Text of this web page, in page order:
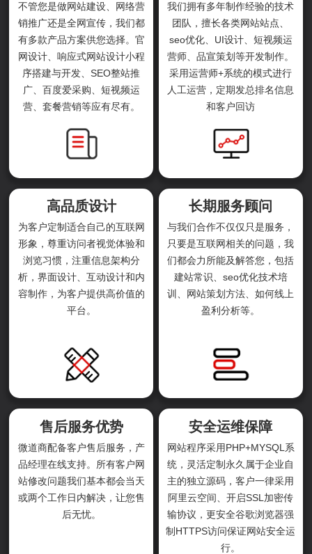
不管您是做网站建设、网络营
销推广还是全网宣传，我们都
有多款产品方案供您选择。官
网设计、响应式网站设计小程
序搭建与开发、SEO整站推
广、百度爱采购、短视频运
营、套餐营销等应有尽有。
我们拥有多年制作经验的技术
团队，擅长各类网站站点、
seo优化、UI设计、短视频运
营师、品宣策划等开发制作。
采用运营师+系统的模式进行
人工运营，定期发总排名信息
和客户回访
高品质设计
为客户定制适合自己的互联网
形象，尊重访问者视觉体验和
浏览习惯，注重信息架构分
析，界面设计、互动设计和内
容制作，为客户提供高价值的
平台。
长期服务顾问
与我们合作不仅仅只是服务，
只要是互联网相关的问题，我
们都会力所能及解答您，包括
建站常识、seo优化技术培
训、网站策划方法、如何线上
盈利分析等。
售后服务优势
微道商配备客户售后服务，产
品经理在线支持。所有客户网
站修改问题我们基本都会当天
或两个工作日内解决，让您售
后无忧。
安全运维保障
网站程序采用PHP+MYSQL系
统，灵活定制永久属于企业自
主的独立源码，客户一律采用
阿里云空间、开启SSL加密传
输协议，更安全谷歌浏览器强
制HTTPS访问保证网站安全运
行。